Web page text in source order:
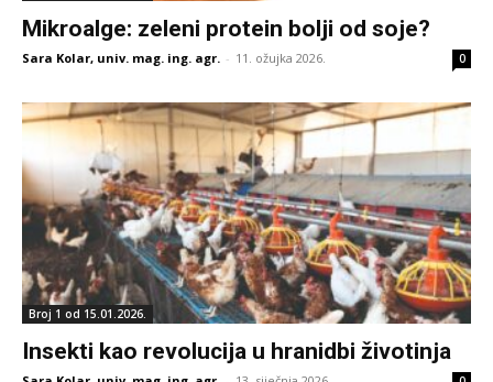
Mikroalge: zeleni protein bolji od soje?
Sara Kolar, univ. mag. ing. agr. - 11. ožujka 2026. 0
Broj 1 od 15.01.2026.
Insekti kao revolucija u hranidbi životinja